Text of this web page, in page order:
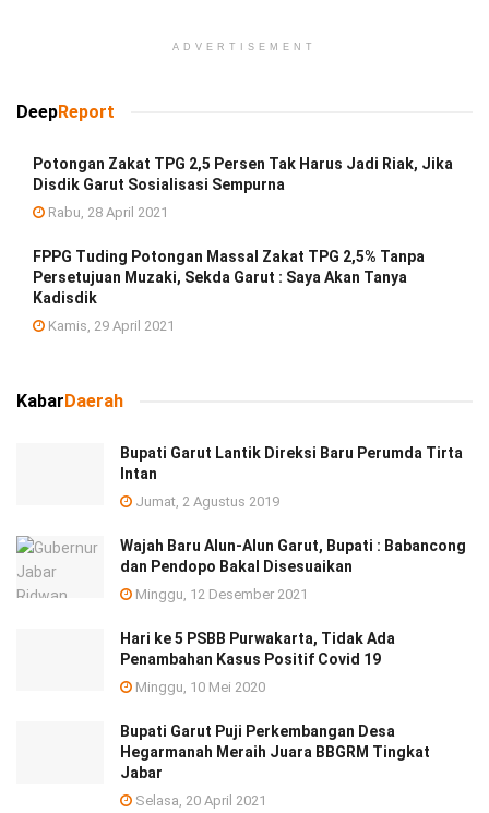
ADVERTISEMENT
DeepReport
Potongan Zakat TPG 2,5 Persen Tak Harus Jadi Riak, Jika
Disdik Garut Sosialisasi Sempurna
Rabu, 28 April 2021
FPPG Tuding Potongan Massal Zakat TPG 2,5% Tanpa
Persetujuan Muzaki, Sekda Garut : Saya Akan Tanya
Kadisdik
Kamis, 29 April 2021
KabarDaerah
Bupati Garut Lantik Direksi Baru Perumda Tirta
Intan
Jumat, 2 Agustus 2019
Wajah Baru Alun-Alun Garut, Bupati : Babancong
dan Pendopo Bakal Disesuaikan
Minggu, 12 Desember 2021
Hari ke 5 PSBB Purwakarta, Tidak Ada
Penambahan Kasus Positif Covid 19
Minggu, 10 Mei 2020
Bupati Garut Puji Perkembangan Desa
Hegarmanah Meraih Juara BBGRM Tingkat
Jabar
Selasa, 20 April 2021